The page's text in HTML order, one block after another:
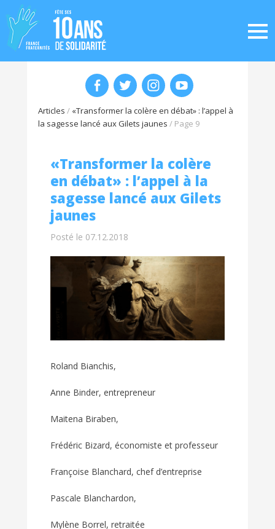
Articles / «Transformer la colère en débat» : l’appel à
la sagesse lancé aux Gilets jaunes / Page 9
«Transformer la colère
en débat» : l’appel à la
sagesse lancé aux Gilets
jaunes
Posté le 07.12.2018
Roland Bianchis,
Anne Binder, entrepreneur
Maitena Biraben,
Frédéric Bizard, économiste et professeur
Françoise Blanchard, chef d’entreprise
Pascale Blanchardon,
Mylène Borrel, retraitée